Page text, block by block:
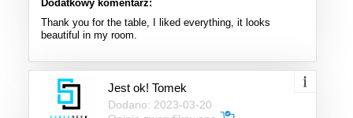
Dodatkowy komentarz:
Thank you for the table, I liked everything, it looks
beautiful in my room.
Jest ok! Tomek
Dodano: 2023-03-20